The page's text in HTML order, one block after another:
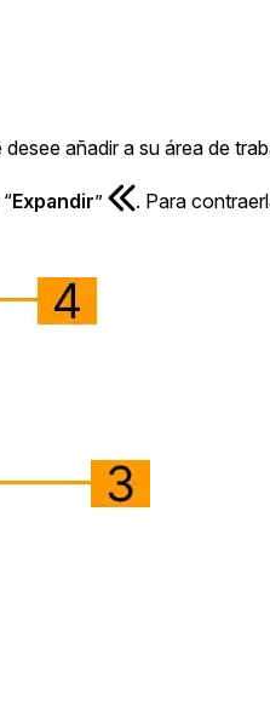
añadir a su área de
Expandir” . Para